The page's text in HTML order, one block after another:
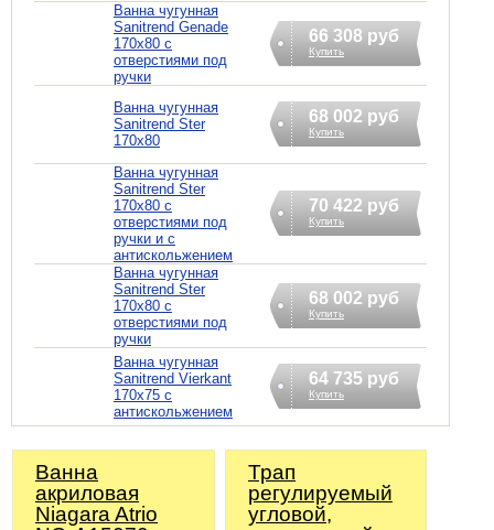
Ванна чугунная
Sanitrend Genade
170х80 с
отверстиями под
ручки
66 308 руб
Купить
Ванна чугунная
Sanitrend Ster
170х80
68 002 руб
Купить
Ванна чугунная
Sanitrend Ster
170х80 с
отверстиями под
ручки и с
антискольжением
70 422 руб
Купить
Ванна чугунная
Sanitrend Ster
170х80 с
отверстиями под
ручки
68 002 руб
Купить
Ванна чугунная
Sanitrend Vierkant
170х75 с
антискольжением
64 735 руб
Купить
Ванна
акриловая
Niagara Atrio
Трап
регулируемый
угловой,